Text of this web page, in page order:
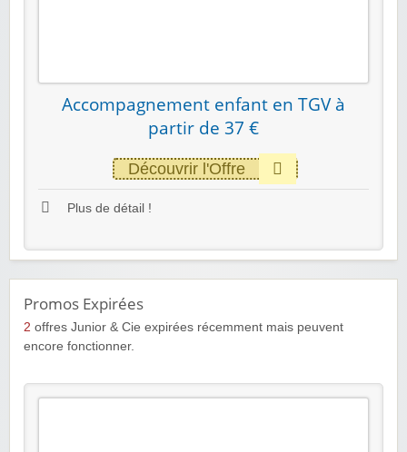
Accompagnement enfant en TGV à
partir de 37 €
Découvrir l'Offre
Plus de détail !
Promos Expirées
2 offres Junior & Cie expirées récemment mais peuvent
encore fonctionner.